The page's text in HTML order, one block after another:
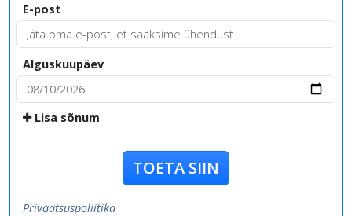
E-post
Alguskuupäev
Lisa sõnum
TOETA SIIN
Privaatsuspoliitika